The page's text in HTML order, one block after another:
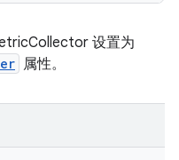
设置为
属性。